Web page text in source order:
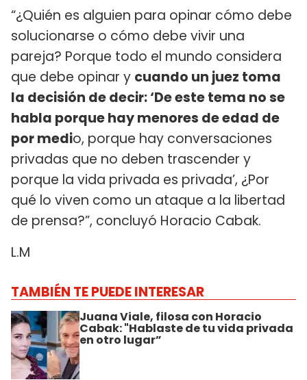
“¿Quién es alguien para opinar cómo debe
solucionarse o cómo debe vivir una
pareja? Porque todo el mundo considera
que debe opinar y cuando un juez toma
la decisión de decir: ‘De este tema no se
habla porque hay menores de edad de
por medio, porque hay conversaciones
privadas que no deben trascender y
porque la vida privada es privada’, ¿Por
qué lo viven como un ataque a la libertad
de prensa?”, concluyó Horacio Cabak.
L.M
TAMBIÉN TE PUEDE INTERESAR
Juana Viale, filosa con Horacio
Cabak: "Hablaste de tu vida privada
en otro lugar”